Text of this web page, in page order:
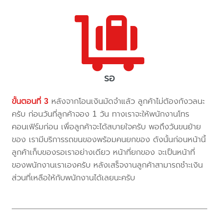
รอ
ขั้นตอนที่ 3 หลังจากโอนเงินมัดจำแล้ว ลูกค้าไม่ต้องกังวลนะ
ครับ ก่อนวันที่ลูกค้าจอง 1 วัน ทางเราจะให้พนักงานโทร
คอนเฟิร์มก่อน เพื่อลูกค้าจะได้สบายใจครับ พอถึงวันขนย้าย
ของ เรามีบริการรถขนของพร้อมคนยกของ ดังนั้นก่อนหน้านี้
ลูกค้าเก็บของรอเราอย่างเดียว หน้าที่ยกของ จะเป็นหน้าที่
ของพนักงานเราเองครับ หลังเสร็จงานลูกค้าสามารถชำะเงิน
ส่วนที่เหลือให้กับพนักงานได้เลยนะครับ